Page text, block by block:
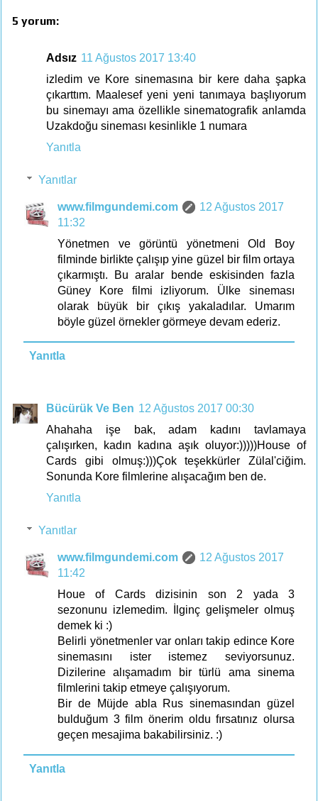
5 yorum:
Adsız 11 Ağustos 2017 13:40
izledim ve Kore sinemasına bir kere daha şapka
çıkarttım. Maalesef yeni yeni tanımaya başlıyorum
bu sinemayı ama özellikle sinematografik anlamda
Uzakdoğu sineması kesinlikle 1 numara
Yanıtla
Yanıtlar
www.filmgundemi.com
12 Ağustos 2017
11:32
Yönetmen ve görüntü yönetmeni Old Boy
filminde birlikte çalışıp yine güzel bir film ortaya
çıkarmıştı. Bu aralar bende eskisinden fazla
Güney Kore filmi izliyorum. Ülke sineması
olarak büyük bir çıkış yakaladılar. Umarım
böyle güzel örnekler görmeye devam ederiz.
Yanıtla
Bücürük Ve Ben 12 Ağustos 2017 00:30
Ahahaha işe bak, adam kadını tavlamaya
çalışırken, kadın kadına aşık oluyor:)))))House of
Cards gibi olmuş:)))Çok teşekkürler Zülal'ciğim.
Sonunda Kore filmlerine alışacağım ben de.
Yanıtla
Yanıtlar
www.filmgundemi.com
12 Ağustos 2017
11:42
Houe of Cards dizisinin son 2 yada 3
sezonunu izlemedim. İlginç gelişmeler olmuş
demek ki :)
Belirli yönetmenler var onları takip edince Kore
sinemasını ister istemez seviyorsunuz.
Dizilerine alışamadım bir türlü ama sinema
filmlerini takip etmeye çalışıyorum.
Bir de Müjde abla Rus sinemasından güzel
bulduğum 3 film önerim oldu fırsatınız olursa
geçen mesajima bakabilirsiniz. :)
Yanıtla